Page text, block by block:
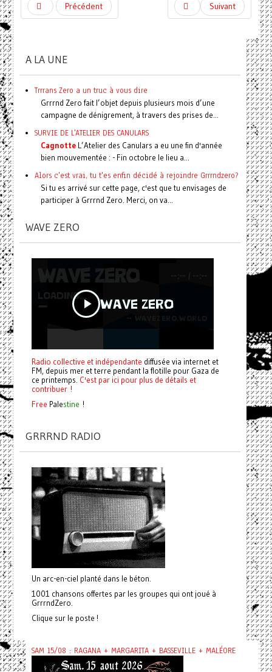
Précédent Suivant
A LA UNE
Trrrans Zero a un truc à vous dire
Grrrnd Zero fait l’objet depuis plusieurs mois d’une
campagne de dénigrement, à travers des prises de...
SURVIE DE L'ATELIER DES CANULARS
CagnotteL’Atelier des Canulars a eu une fin d'année
bien mouvementée : - Fin octobre le lieu a...
Alors c'est vrai, tu t'es enfin décidé à rejoindre Grrrndzero?
Si tu es arrivé sur cette page, c'est que tu envisages de
participer à Grrrnd Zero. Merci, on va...
WAVE ZERO
Radio collective et indépendante diffusée via internet et
FM, depuis mer et terre pendant la flotille pour Gaza de
ce printemps. C'est par ici pour plus de détails et
contribuer !
Free Palestine !
GRRRND RADIO
Un arc-en-ciel planté dans le béton.
1001 chansons offertes par les groupes qui ont joué à
GrrrndZero.
Clique sur le poste !
SAM 15/08 : RAGANA + MARGARITA + BASSEVILLE + MALÉORE